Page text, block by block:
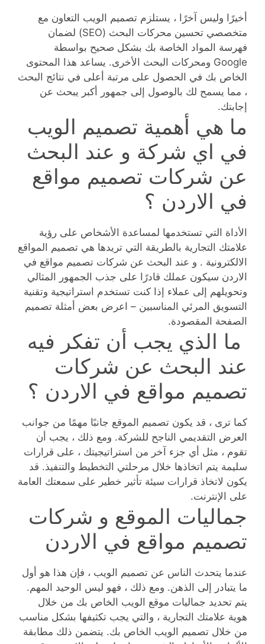
أخيرًا وليس آخرًا ، يستلزم تصميم الويب التعاون مع
متخصصي تحسين محركات البحث (SEO) لضمان
فهرسة المواد الخاصة بك بشكل صحيح بواسطة
Google ومحركات البحث الأخرى. يساعد هذا المحتوى
الخاص بك في الحصول على مرتبة أعلى في نتائج البحث
، مما يسمح لك بالوصول إلى جمهور أكبر يبحث عن
إجابتك.
ما هي أهمية تصميم الويب
في اي شركة و عند البحث
عن شركات تصميم مواقع
في الاردن ؟
الأداة التي تستخدمها لمساعدة الأشخاص على رؤية
علامتك التجارية بالطريقة التي تريدها هي تصميم المواقع
الالكترونية . و عند البحث عن شركات تصميم مواقع في
الاردن سيكون عملك قادرًا على جذب الجمهور المثالي
وتحويلهم إلى عملاء إذا كنت تستخدم استراتيجية وتقنية
التسويق المرئي المناسبين – اعرض بعض أمثلة تصميم
الصفحة المقصودة.
ما الذي يجب أن تفكر فيه
عند البحث عن شركات
تصميم مواقع في الاردن ؟
كما ترى ، قد يكون تصميم الموقع جانبًا مهمًا من جوانب
العرض التقديمي الناجح للشركة. ومع ذلك ، يجب أن
تقوم ، مثل أي جزء آخر من استراتيجيتك ، على قرارات
سليمة يتم اتخاذها خلال مرحلتي التخطيط والتنفيذ. قد
يكون لاتخاذ قرارات سيئة تأثير خطير على سمعتك العامة
على الإنترنت.
جماليات الموقع و شركات
تصميم مواقع في الاردن
عندما يتحدث الناس عن تصميم الويب ، فإن هذا هو أول
ما يتبادر إلى الذهن. ومع ذلك ، فهو ليس الوحيد المهم.
يتم تحديد جماليات موقع الويب الخاص بك من خلال
هوية علامتك التجارية ، والتي يجب تكثيفها بشكل مناسب
من خلال تصميم الويب الخاص بك. يتضمن ذلك مطابقة